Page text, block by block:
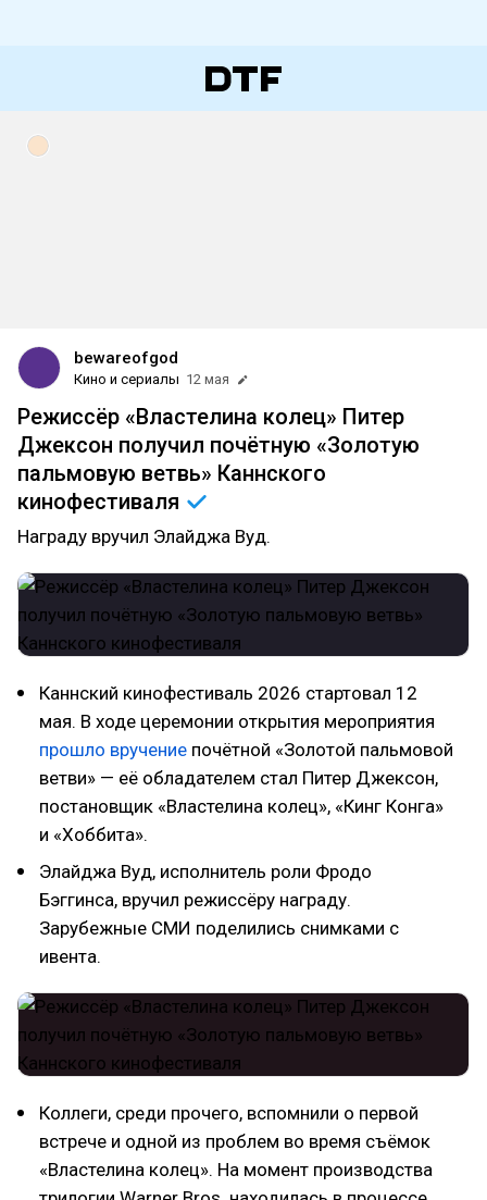
bewareofgod
Кино и сериалы 12 мая
Режиссёр «Властелина колец» Питер
Джексон получил почётную «Золотую
пальмовую ветвь» Каннского
кинофестиваля
Награду вручил Элайджа Вуд.
Каннский кинофестиваль 2026 стартовал 12
мая. В ходе церемонии открытия мероприятия
прошло вручение почётной «Золотой пальмовой
ветви» — её обладателем стал Питер Джексон,
постановщик «Властелина колец», «Кинг Конга»
и «Хоббита».
Элайджа Вуд, исполнитель роли Фродо
Бэггинса, вручил режиссёру награду.
Зарубежные СМИ поделились снимками с
ивента.
Коллеги, среди прочего, вспомнили о первой
встрече и одной из проблем во время съёмок
«Властелина колец». На момент производства